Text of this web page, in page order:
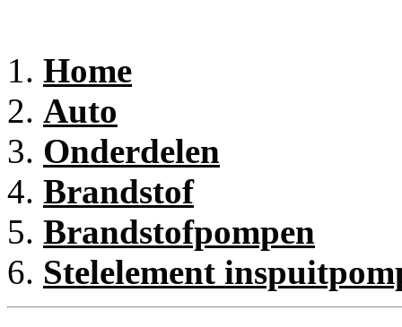
Home
Auto
Onderdelen
Brandstof
Brandstofpompen
Stelelement